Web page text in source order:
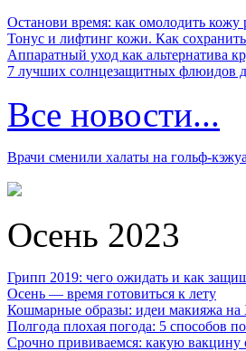
Останови время: как омолодить
Тонус и лифтинг кожи. Как
Аппаратный уход как альтернатива
7 лучших солнцезащитных флюидов
Все новости...
Врачи сменили халаты на гольф-
Осень 2023
Грипп 2019: чего ожидать и как
Осень — время готовиться к лету
Кошмарные образы: идеи макияжа на
Полгода плохая погода: 5 способов
Срочно прививаемся: какую вакцину